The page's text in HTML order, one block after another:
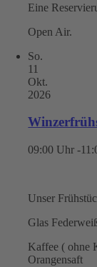
Eine
Open Air.
So.
11
Okt.
2026
09:00 Uhr -
Unser
Glas
Kaffee ( ohne
Orangensaft